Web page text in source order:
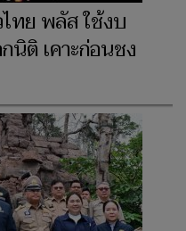
ทย พลัส ใช้งบ
นิติ เคาะก่อนชง